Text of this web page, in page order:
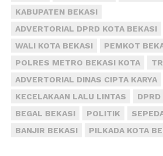
KABUPATEN BEKASI
ADVERTORIAL DPRD KOTA BEKASI
WALI KOTA BEKASI
PEMKOT
POLRES METRO BEKASI KOTA
ADVERTORIAL DINAS CIPTA KARYA
KECELAKAAN LALU LINTAS
BEGAL BEKASI
POLITIK
BANJIR BEKASI
PILKADA KOTA